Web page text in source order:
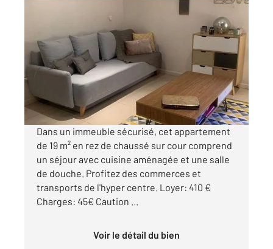
, 1 pièce
Ref : 8259
Appartement F1 à louer
455 €
par mois charges comprises
Dans un immeuble sécurisé, cet appartement
de 19 m² en rez de chaussé sur cour comprend
un séjour avec cuisine aménagée et une salle
de douche. Profitez des commerces et
transports de l'hyper centre. Loyer: 410 €
Charges: 45€ Caution ...
Voir le détail du bien